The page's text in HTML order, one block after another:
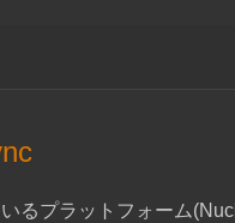
るプラットフォーム